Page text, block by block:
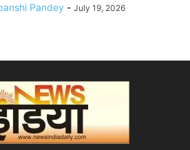
Pandey - July 19, 2026